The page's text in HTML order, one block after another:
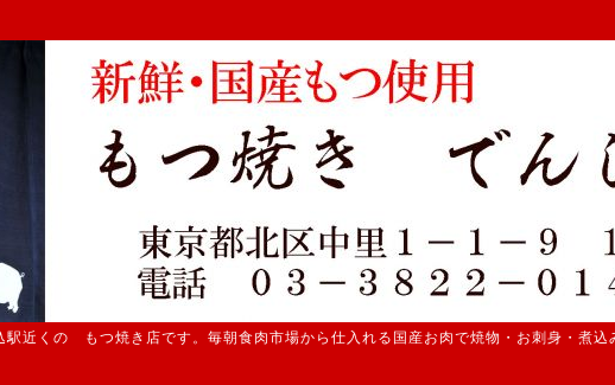
駅近くの もつ焼き店です。毎朝食肉市場から仕入れる国産お肉で焼物・お刺身・煮込